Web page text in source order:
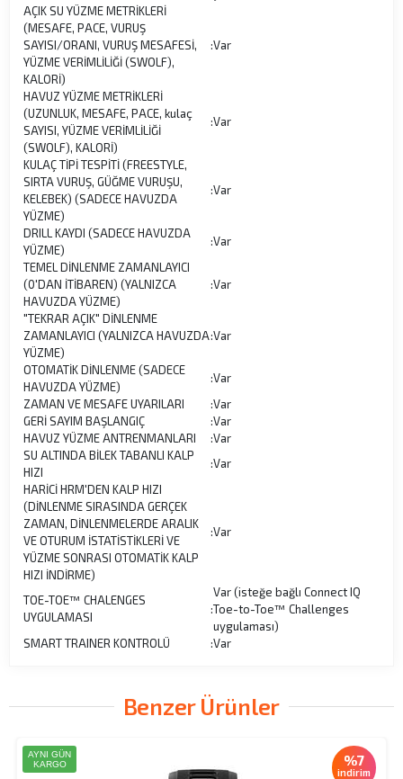
AÇIK SU YÜZME METRİKLERİ
(MESAFE, PACE, VURUŞ
SAYISI/ORANI, VURUŞ MESAFESİ,
YÜZME VERİMLİLİĞİ (SWOLF),
KALORİ)
:Var
HAVUZ YÜZME METRİKLERİ
(UZUNLUK, MESAFE, PACE, kulaç
SAYISI, YÜZME VERİMLİLİĞİ
(SWOLF), KALORİ)
:Var
KULAÇ TİPİ TESPİTİ (FREESTYLE,
SIRTA VURUŞ, GÜĞME VURUŞU,
KELEBEK) (SADECE HAVUZDA
YÜZME)
:Var
DRILL KAYDI (SADECE HAVUZDA
YÜZME)
:Var
TEMEL DİNLENME ZAMANLAYICI
(0'DAN İTİBAREN) (YALNIZCA
HAVUZDA YÜZME)
:Var
"TEKRAR AÇIK" DİNLENME
ZAMANLAYICI (YALNIZCA HAVUZDA
YÜZME)
:Var
OTOMATİK DİNLENME (SADECE
HAVUZDA YÜZME)
:Var
ZAMAN VE MESAFE UYARILARI
:Var
GERİ SAYIM BAŞLANGIÇ
:Var
HAVUZ YÜZME ANTRENMANLARI
:Var
SU ALTINDA BİLEK TABANLI KALP
HIZI
:Var
HARİCİ HRM'DEN KALP HIZI
(DİNLENME SIRASINDA GERÇEK
ZAMAN, DİNLENMELERDE ARALIK
VE OTURUM İSTATİSTİKLERİ VE
YÜZME SONRASI OTOMATİK KALP
HIZI İNDİRME)
:Var
TOE-TOE™ CHALENGES
UYGULAMASI
:
Var (isteğe bağlı Connect IQ
Toe-to-Toe™ Challenges
uygulaması)
SMART TRAINER KONTROLÜ
:Var
Benzer Ürünler
AYNI GÜN
KARGO
%7
indirim